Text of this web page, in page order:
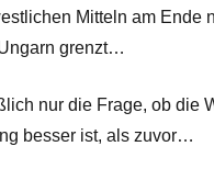
Mitteln am Ende
grenzt…
nur die Frage, ob die
besser ist, als zuvor…